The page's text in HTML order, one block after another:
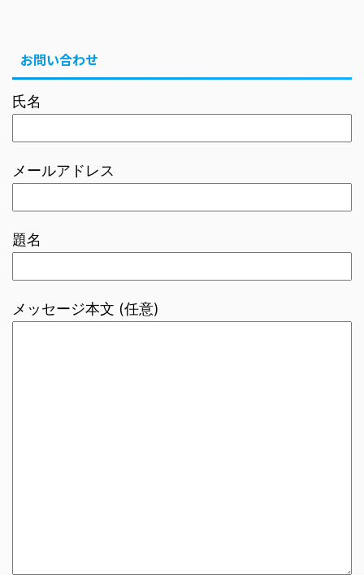
お問い合わせ
氏名
メールアドレス
題名
メッセージ本文 (任意)